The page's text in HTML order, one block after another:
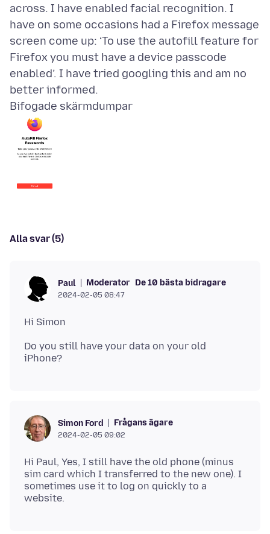
across. I have enabled facial recognition. I
have on some occasions had a Firefox message
screen come up: ‘To use the autofill feature for
Firefox you must have a device passcode
enabled’. I have tried googling this and am no
Bifogade skärmdumpar
Alla svar (5)
Paul Moderator De 10 bästa bidragare
2024-02-05 08:47
Do you still have your data on your old
Simon Ford Frågans ägare
2024-02-05 09:02
Hi Paul, Yes, I still have the old phone (minus
sim card which I transferred to the new one). I
sometimes use it to log on quickly to a